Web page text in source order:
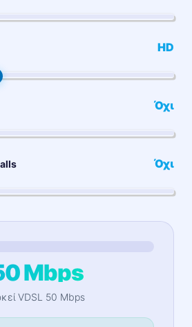
HD
Όχι
Όχι
Mbps
VDSL 50 Mbps